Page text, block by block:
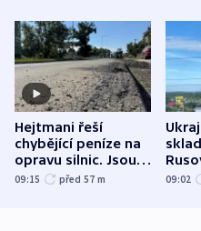
Hejtmani řeší
chybějící peníze na
opravu silnic. Jsou
nenárokové, namítá
09:15 před 57 m
trh,
09:02